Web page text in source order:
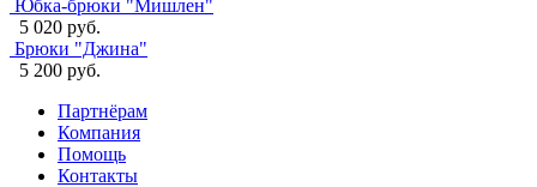
Юбка-брюки "Мишлен"
5 020 руб.
Брюки "Джина"
5 200 руб.
Партнёрам
Компания
Помощь
Контакты